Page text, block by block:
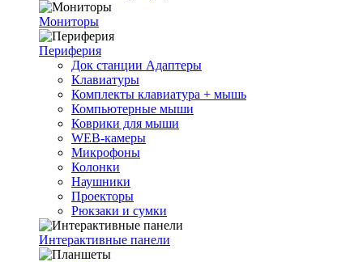
Мониторы
Периферия
Док станции Адаптеры
Клавиатуры
Комплекты клавиатура + мышь
Компьютерные мыши
Коврики для мыши
WEB-камеры
Микрофоны
Колонки
Наушники
Проекторы
Рюкзаки и сумки
Интерактивные панели